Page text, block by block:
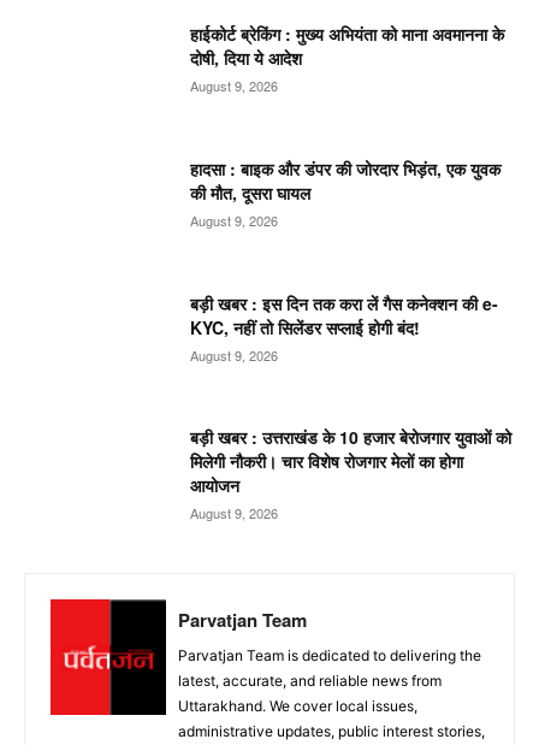
हाईकोर्ट ब्रेकिंग : मुख्य अभियंता को माना अवमानना के
दोषी, दिया ये आदेश
August 9, 2026
हादसा : बाइक और डंपर की जोरदार भिड़ंत, एक युवक
की मौत, दूसरा घायल
August 9, 2026
बड़ी खबर : इस दिन तक करा लें गैस कनेक्शन की e-
KYC, नहीं तो सिलेंडर सप्लाई होगी बंद!
August 9, 2026
बड़ी खबर : उत्तराखंड के 10 हजार बेरोजगार युवाओं को
मिलेगी नौकरी। चार विशेष रोजगार मेलों का होगा
आयोजन
August 9, 2026
Parvatjan Team
Parvatjan Team is dedicated to delivering the
latest, accurate, and reliable news from
Uttarakhand. We cover local issues,
administrative updates, public interest stories,